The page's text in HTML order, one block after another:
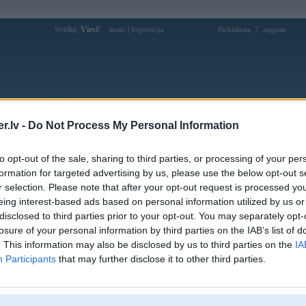
- Do Not Process My Personal Information
opt-out of the sale, sharing to third parties, or processing of your
for targeted advertising by us, please use the below opt-out
selection. Please note that after your opt-out request is processed
interest-based ads based on personal information utilized by us
to third parties prior to your opt-out. You may separately
of your personal information by third parties on the IAB’s list of
This information may also be disclosed by us to third parties on the
Participants that may further disclose it to other third parties.
Sveiks, Viesi! Ienākt Reģistrācija Piektdiena, 7. augusts
Forums Galerijas Reģistrācija Lietotāji
Lietotāja vn6wales profils
Lietotājvārds:
vn6wales
Ziņojumi forumā:
0
Pēdējie ziņojumi forumā